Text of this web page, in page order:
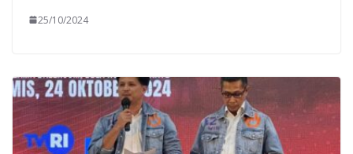
25/10/2024